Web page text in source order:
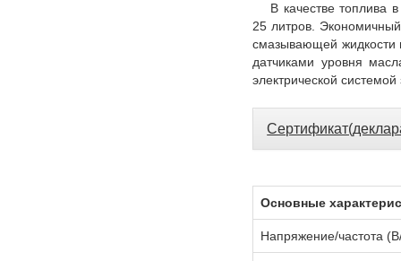
В качестве топлива
25 литров.
смазывающей жидкости
датчиками уровня
электрической системой
Основные
Напряжение/частота